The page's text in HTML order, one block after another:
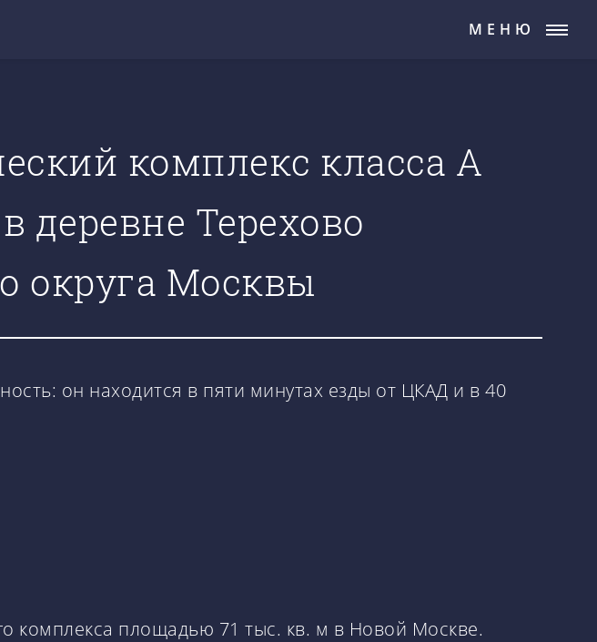
МЕНЮ
комплекс класса А
деревне Терехово
округа Москвы
он находится в пяти минутах езды от ЦКАД и в 40
комплекса площадью 71 тыс. кв. м в Новой Москве.